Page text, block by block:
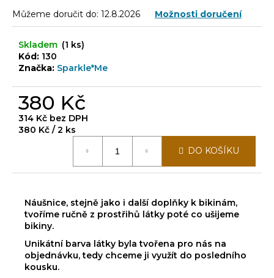
Můžeme doručit do: 12.8.2026 Možnosti doručení
Skladem (1 ks)
Kód: 130
Značka: Sparkle*Me
380 Kč
314 Kč bez DPH
Měrná
380 Kč / 2 ks
DO KOŠÍKU
Náušnice, stejně jako i další doplňky k bikinám,
tvoříme ručně z prostřihů látky poté co ušijeme
bikiny.
Unikátní barva látky byla tvořena pro nás na
objednávku, tedy chceme ji využít do posledního
kousku.